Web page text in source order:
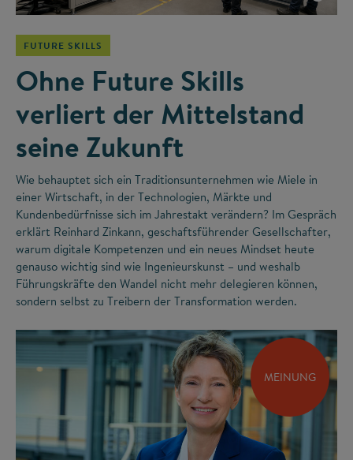
FUTURE SKILLS
Ohne Future Skills
verliert der Mittelstand
seine Zukunft
Wie behauptet sich ein Traditionsunternehmen wie Miele in
einer Wirtschaft, in der Technologien, Märkte und
Kundenbedürfnisse sich im Jahrestakt verändern? Im Gespräch
erklärt Reinhard Zinkann, geschaftsführender Gesellschafter,
warum digitale Kompetenzen und ein neues Mindset heute
genauso wichtig sind wie Ingenieurskunst – und weshalb
Führungskräfte den Wandel nicht mehr delegieren können,
sondern selbst zu Treibern der Transformation werden.
MEINUNG